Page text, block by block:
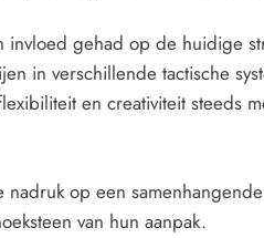
gehad op de huidige
in verschillende tactische
en creativiteit steeds
op een
van hun aanpak.